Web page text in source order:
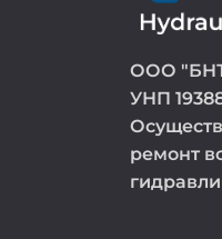
ООО
УНП
ремонт